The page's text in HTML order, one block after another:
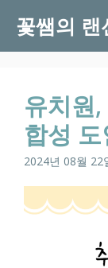
content
꽃쌤의 랜
유치원
합성
2024년 08월 22